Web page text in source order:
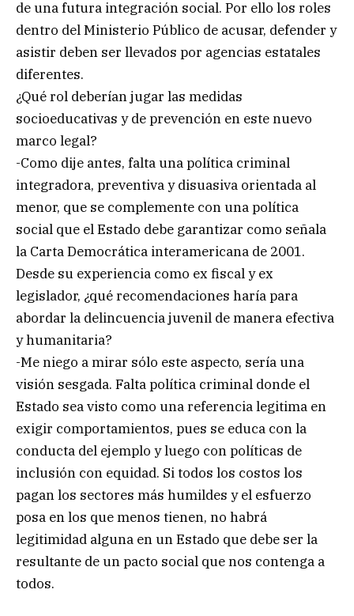
de una futura integración social. Por ello los roles
dentro del Ministerio Público de acusar, defender y
asistir deben ser llevados por agencias estatales
diferentes.
¿Qué rol deberían jugar las medidas
socioeducativas y de prevención en este nuevo
marco legal?
-Como dije antes, falta una política criminal
integradora, preventiva y disuasiva orientada al
menor, que se complemente con una política
social que el Estado debe garantizar como señala
la Carta Democrática interamericana de 2001.
Desde su experiencia como ex fiscal y ex
legislador, ¿qué recomendaciones haría para
abordar la delincuencia juvenil de manera efectiva
y humanitaria?
-Me niego a mirar sólo este aspecto, sería una
visión sesgada. Falta política criminal donde el
Estado sea visto como una referencia legitima en
exigir comportamientos, pues se educa con la
conducta del ejemplo y luego con políticas de
inclusión con equidad. Si todos los costos los
pagan los sectores más humildes y el esfuerzo
posa en los que menos tienen, no habrá
legitimidad alguna en un Estado que debe ser la
resultante de un pacto social que nos contenga a
todos.